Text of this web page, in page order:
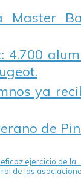
4.700
ya
de
ejercicio de la…
de las